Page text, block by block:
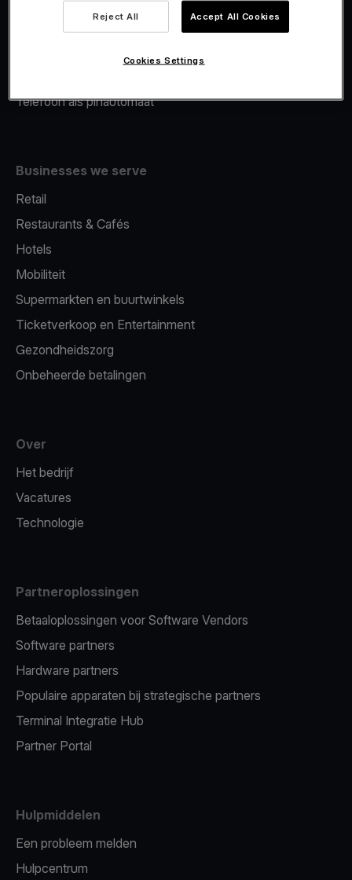
Merchant Advance
Telefoon als pinautomaat
Businesses we serve
Retail
Restaurants & Cafés
Hotels
Mobiliteit
Supermarkten en buurtwinkels
Ticketverkoop en Entertainment
Gezondheidszorg
Onbeheerde betalingen
Over
Het bedrijf
Vacatures
Technologie
Partneroplossingen
Betaaloplossingen voor Software Vendors
Software partners
Hardware partners
Populaire apparaten bij strategische partners
Terminal Integratie Hub
Partner Portal
Hulpmiddelen
Een probleem melden
Hulpcentrum
Reject All Accept All Cookies
Cookies Settings